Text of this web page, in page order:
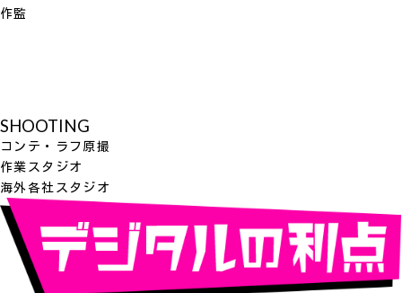
作監
SHOOTING
コンテ・ラフ原撮
作業スタジオ
海外各社スタジオ